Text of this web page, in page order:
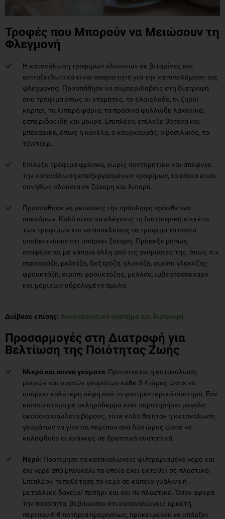
Τροφές που Μπορούν να Μειώσουν τη
Φλεγμονή
Η κατανάλωση τροφίμων πλούσιων σε βιταμίνες και
αντιοξειδωτικά είναι απαραίτητη για την καταπολέμηση της
φλεγμονής. Προσπάθησε να συμπεριλάβεις στη διατροφή
σου τρόφιμα όπως οι ντομάτες, το ελαιόλαδο, οι ξηροί
καρποί, τα λιπαρά ψάρια, τα πράσινα φυλλώδη λαχανικά,
εσπεριδοειδή και μούρα. Επιπλέον, επίλεξε βότανα και
μπαχαρικά, όπως η κανέλα, ο κουρκουμάς, ο βασιλικός, το
τζίντζερ.
Επίλεξε τρόφιμα φρέσκα, χωρίς συντηρητικά και απέφυγε
την κατανάλωση επεξεργασμένων τροφίμων, τα οποία είναι
συνήθως πλούσια σε ζάχαρη και λιπαρά.
Προσπάθησε να μειώσεις την πρόσληψη πρόσθετων
σακχάρων. Καλό είναι να ελέγχεις τη διατροφική ετικέτα
των τροφίμων και να αποκλείεις τα τρόφιμα τα οποία
υποδεικνύουν ότι υπάρχει ζάχαρη. Πρόσεξε μήπως
αναφέρεται με κάποια άλλη από τις ονομασίες της, όπως π.χ
σακχαρόζη, μαλτόζη, δεξτρόζη, γλυκόζη, σιρόπι γλυκόζης,
φρουκτόζη, σιρόπι φρουκτόζης, μελάσα, ιμβερτοσάκχαρο
και μερικώς υδρολυμένο άμυλο.
Διάβασε επίσης: Ανοσοποιητικό σύστημα και διατροφή
Προσαρμογές στη Διατροφή για
Βελτίωση της Ποιότητας Ζωής
Μικρά και συχνά γεύματα: Προτείνεται η κατανάλωση
μικρών και συχνών γευμάτων κάθε 3-4 ώρες ώστε να
υπάρχει καλύτερη πέψη από το γαστρεντερικό σύστημα. Εάν
κάποιο άτομο με σκληρόδερμα έχει παρατηρήσει μεγάλη
ακούσια απώλεια βάρους, τότε καλό θα ήταν η κατανάλωση
γευμάτων να γίνεται περίπου ανά δύο ώρες ώστε να
καλυφθούν οι ανάγκες σε θρεπτικά συστατικά.
Νερό: Προτίμησε να καταναλώνεις φιλτραρισμένο νερό και
όχι νερό από μπουκάλι το οποίο έχει εκτεθεί σε πλαστικό.
Επιπλέον, τοποθέτησε το νερό σε κάποιο γυάλινο ή
μεταλλικό δοχείο/ ποτήρι και όχι σε πλαστικό. Όσον αφορά
την ποσότητα, βεβαιώσου ότι καταναλώνεις αρκετή,
περίπου 6-8 ποτήρια ημερησίως, προκειμένου να υπάρξει